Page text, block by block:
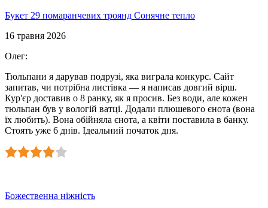
Букет 29 помаранчевих троянд Сонячне тепло
16 травня 2026
Олег:
Тюльпани я дарував подрузі, яка виграла конкурс. Сайт
запитав, чи потрібна листівка — я написав довгий вірш.
Кур'єр доставив о 8 ранку, як я просив. Без води, але кожен
тюльпан був у вологій ватці. Додали плюшевого єнота (вона
їх любить). Вона обійняла єнота, а квіти поставила в банку.
Стоять уже 6 днів. Ідеальний початок дня.
Божественна ніжність